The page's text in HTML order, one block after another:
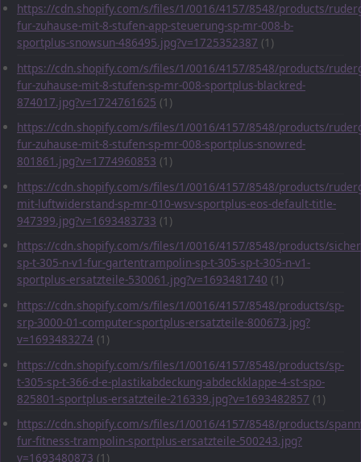
https://cdn.shopify.com/s/files/1/0016/4157/8548/products/
fur-zuhause-mit-8-stufen-app-steuerung-sp-mr-008-b-
sportplus-snowsun-486495.jpg?v=1725352387 (1)
https://cdn.shopify.com/s/files/1/0016/4157/8548/products/
fur-zuhause-mit-8-stufen-sp-mr-008-sportplus-blackred-
874017.jpg?v=1724761625 (1)
https://cdn.shopify.com/s/files/1/0016/4157/8548/products/
fur-zuhause-mit-8-stufen-sp-mr-008-sportplus-snowred-
801861.jpg?v=1774960853 (1)
https://cdn.shopify.com/s/files/1/0016/4157/8548/products/
mit-luftwiderstand-sp-mr-010-wsv-sportplus-eos-default-title-
947399.jpg?v=1693483733 (1)
https://cdn.shopify.com/s/files/1/0016/4157/8548/products/
sp-t-305-n-v1-fur-gartentrampolin-sp-t-305-sp-t-305-n-v1-
sportplus-ersatzteile-530061.jpg?v=1693481740 (1)
https://cdn.shopify.com/s/files/1/0016/4157/8548/products/sp-
srp-3000-01-computer-sportplus-ersatzteile-800673.jpg?
v=1693483274 (1)
https://cdn.shopify.com/s/files/1/0016/4157/8548/products/sp-
t-305-sp-t-366-d-e-plastikabdeckung-abdeckklappe-4-st-spo-
825801-sportplus-ersatzteile-216339.jpg?v=1693482857 (1)
https://cdn.shopify.com/s/files/1/0016/4157/8548/products/
fur-fitness-trampolin-sportplus-ersatzteile-500243.jpg?
v=1693480873 (1)